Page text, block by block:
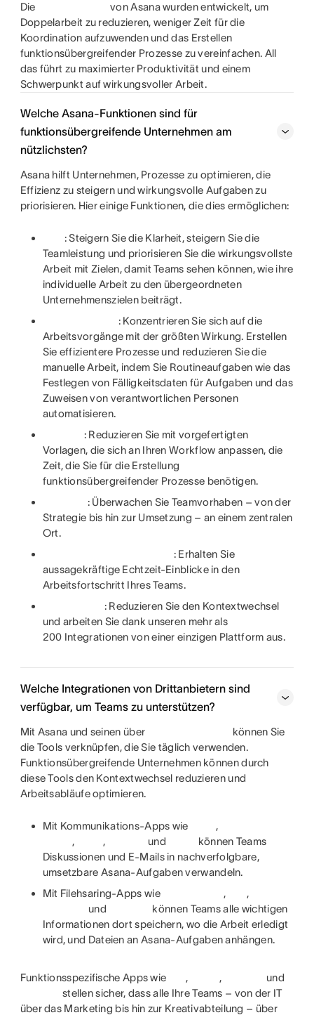
Die
von Asana wurden entwickelt, um
Doppelarbeit zu reduzieren, weniger Zeit für die
Koordination aufzuwenden und das Erstellen
funktionsübergreifender Prozesse zu vereinfachen. All
das führt zu maximierter Produktivität und einem
Schwerpunkt auf wirkungsvoller Arbeit.
Welche Asana-Funktionen sind für
funktionsübergreifende Unternehmen am
nützlichsten?
Asana hilft Unternehmen, Prozesse zu optimieren, die
Effizienz zu steigern und wirkungsvolle Aufgaben zu
priorisieren. Hier einige Funktionen, die dies ermöglichen:
: Steigern Sie die Klarheit, steigern Sie die
Teamleistung und priorisieren Sie die wirkungsvollste
Arbeit mit Zielen, damit Teams sehen können, wie ihre
individuelle Arbeit zu den übergeordneten
Unternehmenszielen beiträgt.
: Konzentrieren Sie sich auf die
Arbeitsvorgänge mit der größten Wirkung. Erstellen
Sie effizientere Prozesse und reduzieren Sie die
manuelle Arbeit, indem Sie Routineaufgaben wie das
Festlegen von Fälligkeitsdaten für Aufgaben und das
Zuweisen von verantwortlichen Personen
automatisieren.
: Reduzieren Sie mit vorgefertigten
Vorlagen, die sich an Ihren Workflow anpassen, die
Zeit, die Sie für die Erstellung
funktionsübergreifender Prozesse benötigen.
: Überwachen Sie Teamvorhaben – von der
Strategie bis hin zur Umsetzung – an einem zentralen
Ort.
: Erhalten Sie
aussagekräftige Echtzeit-Einblicke in den
Arbeitsfortschritt Ihres Teams.
: Reduzieren Sie den Kontextwechsel
und arbeiten Sie dank unseren mehr als
200 Integrationen von einer einzigen Plattform aus.
Welche Integrationen von Drittanbietern sind
verfügbar, um Teams zu unterstützen?
Mit Asana und seinen über
können Sie
die Tools verknüpfen, die Sie täglich verwenden.
Funktionsübergreifende Unternehmen können durch
diese Tools den Kontextwechsel reduzieren und
Arbeitsabläufe optimieren.
Mit Kommunikations-Apps wie
,
,
, und
können Teams
Diskussionen und E-Mails in nachverfolgbare,
umsetzbare Asana-Aufgaben verwandeln.
Mit Filehsaring-Apps wie
,
,
und
können Teams alle wichtigen
Informationen dort speichern, wo die Arbeit erledigt
wird, und Dateien an Asana-Aufgaben anhängen.
Funktionsspezifische Apps wie , ,
und
stellen sicher, dass alle Ihre Teams – von der IT
über das Marketing bis hin zur Kreativabteilung – über